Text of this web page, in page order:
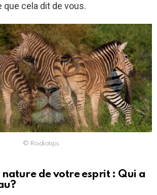
cela dit de vous.
© Radiotips
nature de votre esprit : Qui a